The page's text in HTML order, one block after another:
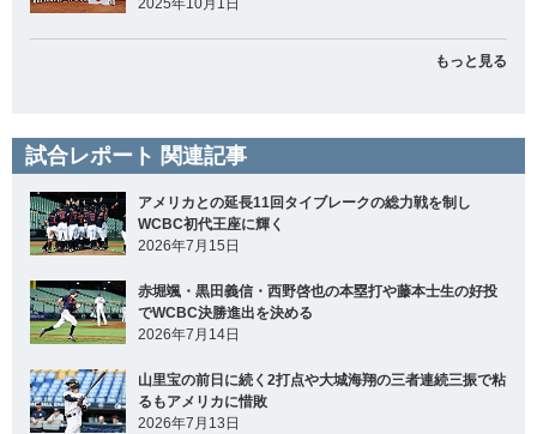
2025年10月1日
もっと見る
試合レポート 関連記事
アメリカとの延長11回タイブレークの総力戦を制し
WCBC初代王座に輝く
2026年7月15日
赤堀颯・黒田義信・西野啓也の本塁打や藤本士生の好投
でWCBC決勝進出を決める
2026年7月14日
山里宝の前日に続く2打点や大城海翔の三者連続三振で粘
るもアメリカに惜敗
2026年7月13日